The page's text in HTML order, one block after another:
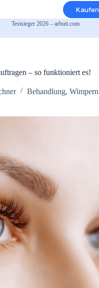
Kaufen
Testsieger 2026 – arbuti.com
– so funktioniert es!
Behandlung, Wimpern